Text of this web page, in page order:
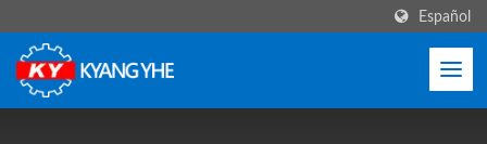
Español